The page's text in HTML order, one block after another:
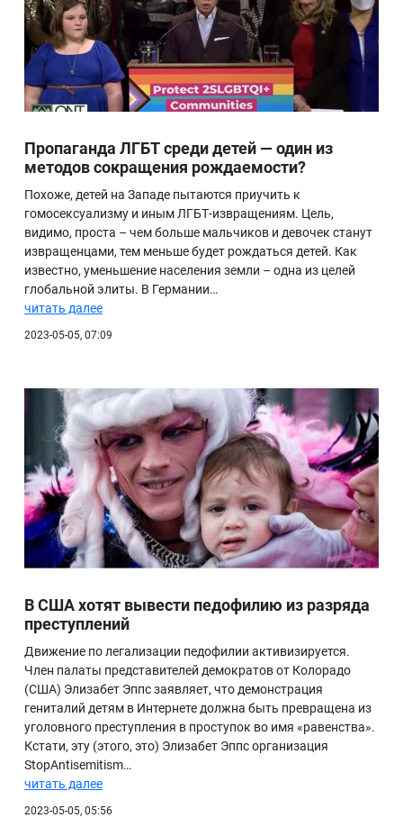
Пропаганда ЛГБТ среди детей — один из
методов сокращения рождаемости?
Похоже, детей на Западе пытаются приучить к
гомосексуализму и иным ЛГБТ-извращениям. Цель,
видимо, проста – чем больше мальчиков и девочек станут
извращенцами, тем меньше будет рождаться детей. Как
известно, уменьшение населения земли – одна из целей
глобальной элиты. В Германии…
читать далее
2023-05-05, 07:09
В США хотят вывести педофилию из разряда
преступлений
Движение по легализации педофилии активизируется.
Член палаты представителей демократов от Колорадо
(США) Элизабет Эппс заявляет, что демонстрация
гениталий детям в Интернете должна быть превращена из
уголовного преступления в проступок во имя «равенства».
Кстати, эту (этого, это) Элизабет Эппс организация
StopAntisemitism…
читать далее
2023-05-05, 05:56